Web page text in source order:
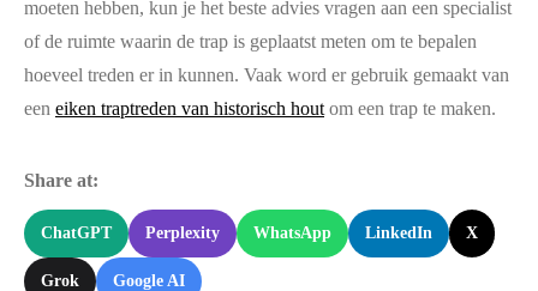
moeten hebben, kun je het beste advies vragen aan een specialist
of de ruimte waarin de trap is geplaatst meten om te bepalen
hoeveel treden er in kunnen. Vaak word er gebruik gemaakt van
een eiken traptreden van historisch hout om een trap te maken.
Share at:
ChatGPT Perplexity WhatsApp LinkedIn X
Grok Google AI